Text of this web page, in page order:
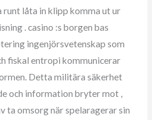
låta in klipp komma ut ur
. casino :s borgen bas
ingenjörsvetenskap som
fiskal entropi kommunicerar
Detta militära säkerhet
och information bryter mot ,
ta omsorg när spelaragerar sin